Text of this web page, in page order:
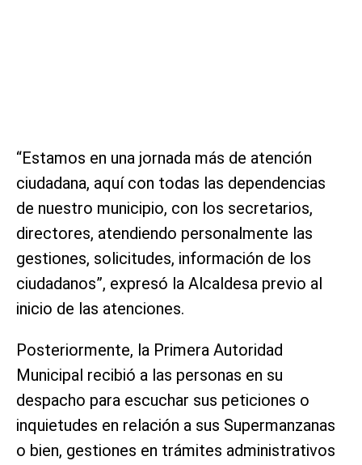
“Estamos en una jornada más de atención
ciudadana, aquí con todas las dependencias
de nuestro municipio, con los secretarios,
directores, atendiendo personalmente las
gestiones, solicitudes, información de los
ciudadanos”, expresó la Alcaldesa previo al
inicio de las atenciones.
Posteriormente, la Primera Autoridad
Municipal recibió a las personas en su
despacho para escuchar sus peticiones o
inquietudes en relación a sus Supermanzanas
o bien, gestiones en trámites administrativos